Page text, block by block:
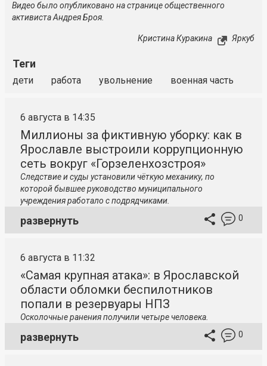
Видео было опубликовано на странице общественного
активиста Андрея Броя.
Кристина Куракина Яркуб
Теги
дети работа увольнение военная часть
6 августа в 14:35
Миллионы за фиктивную уборку: как в
Ярославле выстроили коррупционную
сеть вокруг «Горзеленхозстроя»
Следствие и суды установили чёткую механику, по
которой бывшее руководство муниципального
учреждения работало с подрядчиками.
развернуть 0
6 августа в 11:32
«Самая крупная атака»: в Ярославской
области обломки беспилотников
попали в резервуары НПЗ
Осколочные ранения получили четыре человека.
развернуть 0